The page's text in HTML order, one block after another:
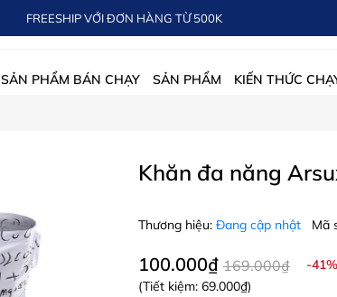
FREESHIP VỚI ĐƠN HÀNG TỪ 500K
SẢN PHẨM BÁN CHẠY SẢN PHẨM KIẾN THỨC
Khăn đa năng
Thương hiệu: Đang cập nhật Mã
100.000₫ 169.000₫
-41%
(Tiết kiệm: 69.000₫)